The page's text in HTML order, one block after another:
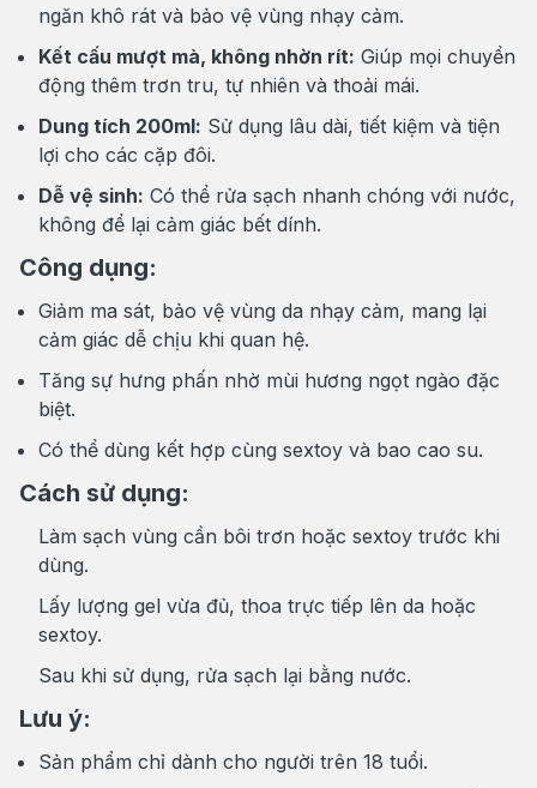
ngăn khô rát và bảo vệ vùng nhạy cảm.
Kết cấu mượt mà, không nhờn rít: Giúp mọi chuyển
động thêm trơn tru, tự nhiên và thoải mái.
Dung tích 200ml: Sử dụng lâu dài, tiết kiệm và tiện
lợi cho các cặp đôi.
Dễ vệ sinh: Có thể rửa sạch nhanh chóng với nước,
không để lại cảm giác bết dính.
Công dụng:
Giảm ma sát, bảo vệ vùng da nhạy cảm, mang lại
cảm giác dễ chịu khi quan hệ.
Tăng sự hưng phấn nhờ mùi hương ngọt ngào đặc
biệt.
Có thể dùng kết hợp cùng sextoy và bao cao su.
Cách sử dụng:
Làm sạch vùng cần bôi trơn hoặc sextoy trước khi
dùng.
Lấy lượng gel vừa đủ, thoa trực tiếp lên da hoặc
sextoy.
Sau khi sử dụng, rửa sạch lại bằng nước.
Lưu ý:
Sản phẩm chỉ dành cho người trên 18 tuổi.